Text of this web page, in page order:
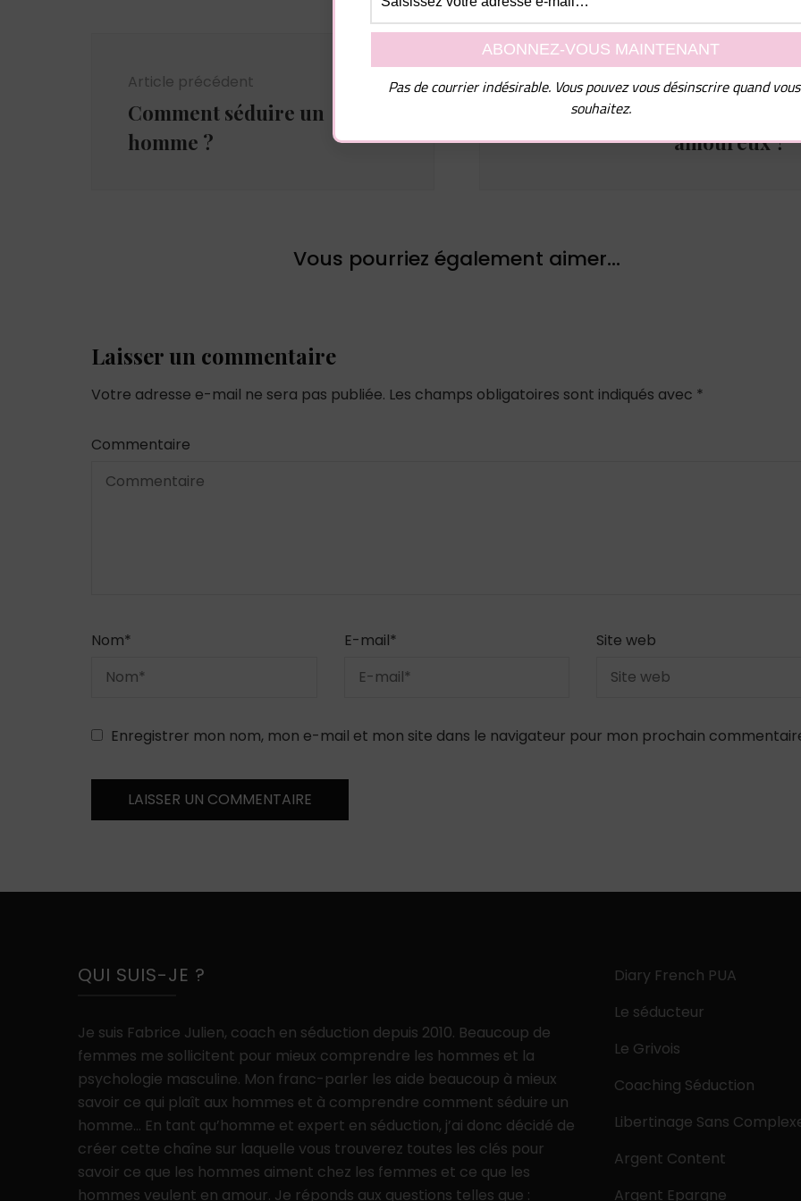
Article précédent
Comment séduire un
homme ?
Article suivant
Comment rendre un homme
amoureux ?
Vous pourriez également aimer...
Laisser un commentaire
Votre adresse e-mail ne sera pas publiée. Les champs obligatoires sont indiqués avec *
Commentaire
Nom* E-mail* Site web
Enregistrer mon nom, mon e-mail et mon site dans le navigateur pour mon prochain
QUI SUIS-JE ?
Je suis Fabrice Julien, coach en séduction depuis 2010. Beaucoup de
femmes me sollicitent pour mieux comprendre les hommes et la
psychologie masculine. Mon franc-parler les aide beaucoup à mieux
savoir ce qui plaît aux hommes et à comprendre comment séduire un
homme… En tant qu’homme et expert en séduction, j’ai donc décidé de
créer cette chaîne sur laquelle vous trouverez toutes les clés pour
savoir ce que les hommes aiment chez les femmes et ce que les
hommes veulent en amour. Je réponds aux questions telles que :
Diary French PUA
Le séducteur
Le Grivois
Coaching Séduction
Libertinage Sans
Argent Content
Argent Epargne
Pas de courrier indésirable. Vous pouvez vous désinscrire quand
souhaitez.